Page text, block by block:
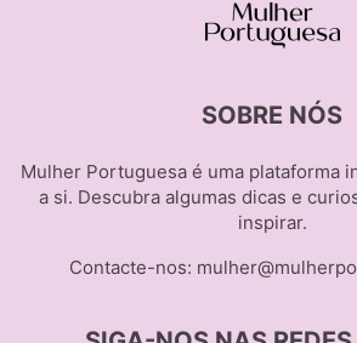
SOBRE NÓS
Mulher Portuguesa é uma plataforma
a si. Descubra algumas dicas e
inspirar.
Contacte-nos: